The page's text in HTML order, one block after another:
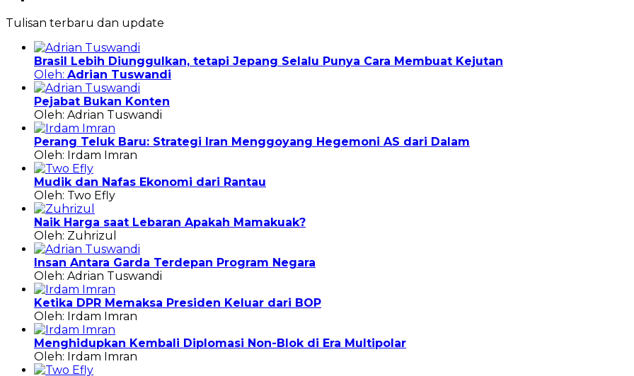
Tulisan terbaru dan update
Brasil Lebih Diunggulkan, tetapi Jepang Selalu Punya Cara Membuat Kejutan
Oleh: Adrian Tuswandi
Pejabat Bukan Konten
Oleh: Adrian Tuswandi
Perang Teluk Baru: Strategi Iran Menggoyang Hegemoni AS dari Dalam
Oleh: Irdam Imran
Mudik dan Nafas Ekonomi dari Rantau
Oleh: Two Efly
Naik Harga saat Lebaran Apakah Mamakuak?
Oleh: Zuhrizul
Insan Antara Garda Terdepan Program Negara
Oleh: Adrian Tuswandi
Ketika DPR Memaksa Presiden Keluar dari BOP
Oleh: Irdam Imran
Menghidupkan Kembali Diplomasi Non-Blok di Era Multipolar
Oleh: Irdam Imran